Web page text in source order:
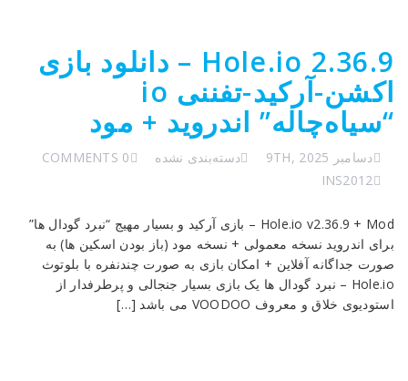
Hole.io 2.36.9 – دانلود بازی
اکشن-آرکید-تفننی io
“سیا‌ه‌چاله” اندروید + مود
دسامبر 9TH, 2025 دسته‌بندی نشده
0 COMMENTS
INS2012
Hole.io v2.36.9 + Mod – بازی آرکید و بسیار مهیج “نبرد گودال ها”
برای اندروید نسخه معمولی + نسخه مود (باز بودن اسکین ها) به
صورت جداگانه آفلاین + امکان بازی به صورت چندنفره با بلوتوث
Hole.io – نبرد گودال ها یک بازی بسیار جنجالی و پرطرفدار از
استودیوی خلاق و معروف VOODOO می باشد […]